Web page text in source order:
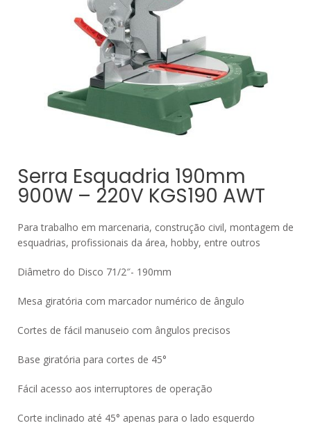
Serra Esquadria 190mm
900W – 220V KGS190 AWT
Para trabalho em marcenaria, construção civil, montagem de
esquadrias, profissionais da área, hobby, entre outros
Diâmetro do Disco 71/2″- 190mm
Mesa giratória com marcador numérico de ângulo
Cortes de fácil manuseio com ângulos precisos
Base giratória para cortes de 45°
Fácil acesso aos interruptores de operação
Corte inclinado até 45° apenas para o lado esquerdo